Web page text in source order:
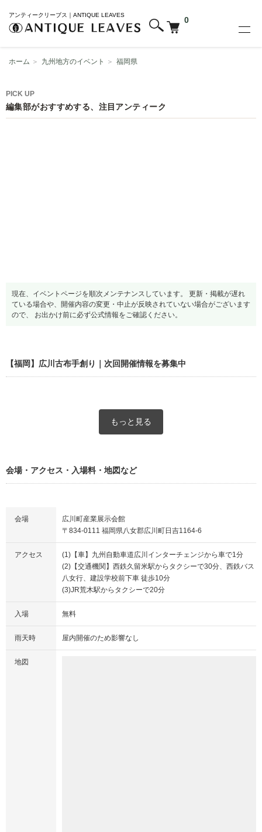
アンティークリーブス｜ANTIQUE LEAVES
0
ホーム ＞ 九州地方のイベント ＞ 福岡県
PICK UP
編集部がおすすめする、注目アンティーク
現在、イベントページを順次メンテナンスしています。 更新・掲載が遅れ
ている場合や、開催内容の変更・中止が反映されていない場合がございます
ので、 お出かけ前に必ず公式情報をご確認ください。
【福岡】広川古布手創り｜次回開催情報を募集中
もっと見る
会場・アクセス・入場料・地図など
会場
広川町産業展示会館
〒834-0111 福岡県八女郡広川町日吉1164-6
アクセス
(1)【車】九州自動車道広川インターチェンジから車で1分
(2)【交通機関】西鉄久留米駅からタクシーで30分、西鉄バス
八女行、建設学校前下車 徒歩10分
(3)JR荒木駅からタクシーで20分
入場 無料
雨天時 屋内開催のため影響なし
地図